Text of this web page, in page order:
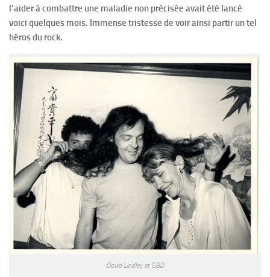
l’aider à combattre une maladie non précisée avait été lancé
voici quelques mois. Immense tristesse de voir ainsi partir un tel
héros du rock.
David Lindley et GBD